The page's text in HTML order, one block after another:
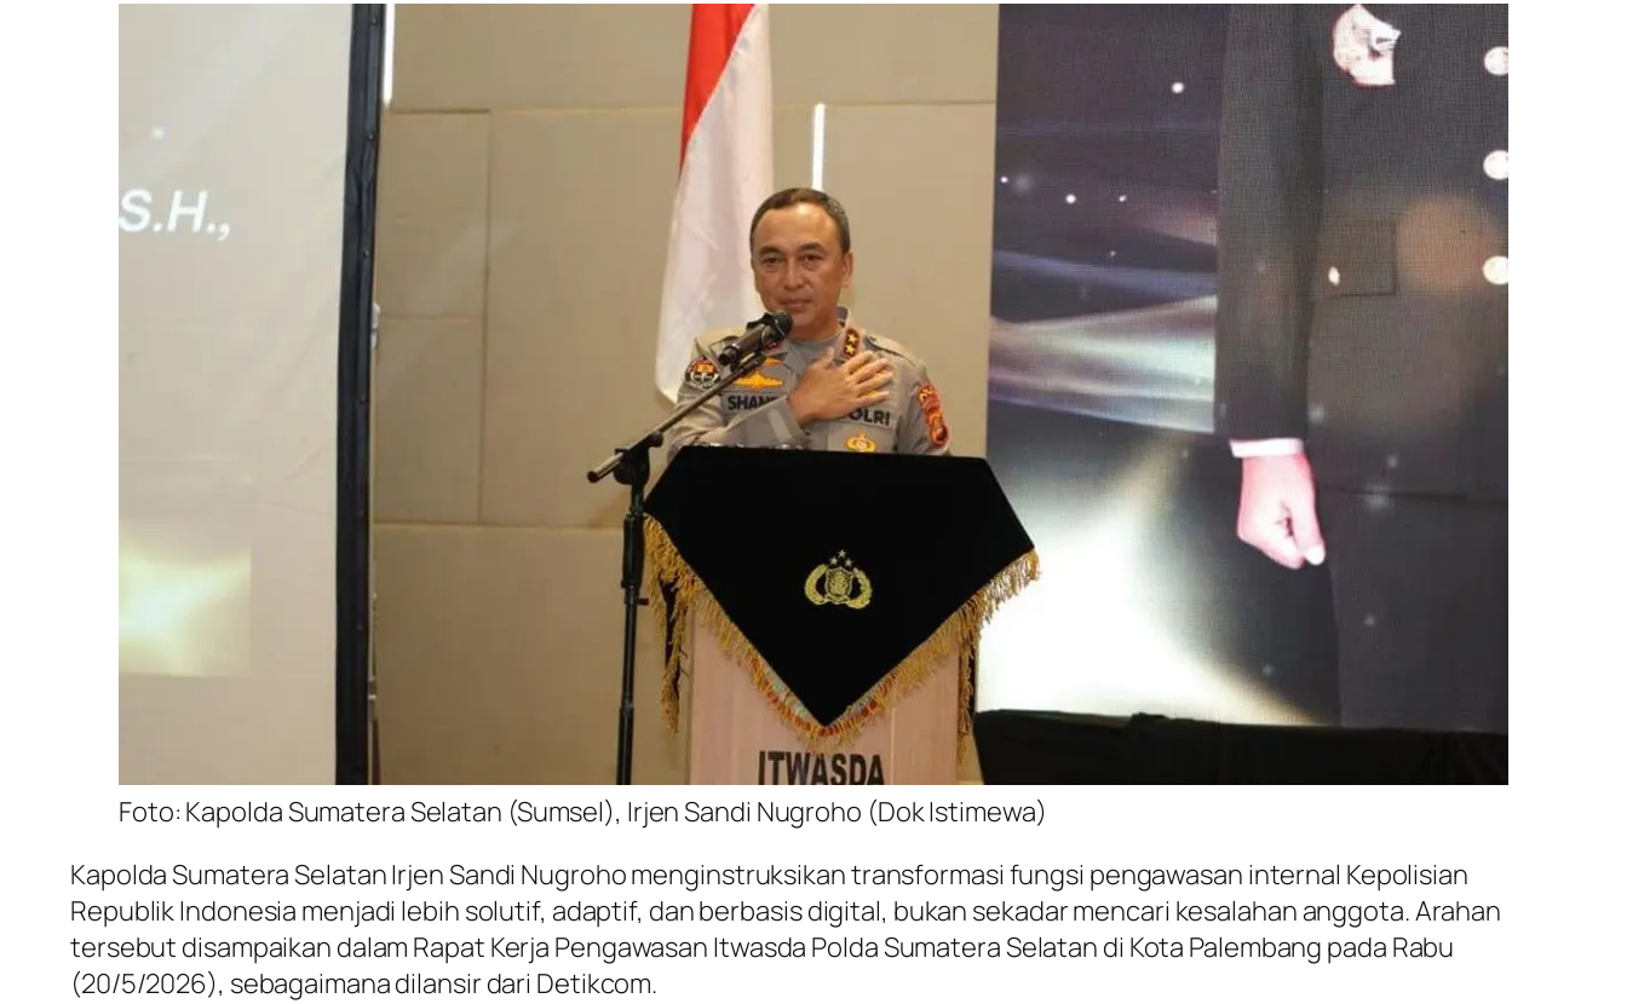
Foto: Kapolda Sumatera Selatan (Sumsel), Irjen Sandi Nugroho (Dok Istimewa)
Kapolda Sumatera Selatan Irjen Sandi Nugroho menginstruksikan transformasi fungsi pengawasan internal Kepolisian
Republik Indonesia menjadi lebih solutif, adaptif, dan berbasis digital, bukan sekadar mencari kesalahan anggota. Arahan
tersebut disampaikan dalam Rapat Kerja Pengawasan Itwasda Polda Sumatera Selatan di Kota Palembang pada Rabu
(20/5/2026), sebagaimana dilansir dari Detikcom.